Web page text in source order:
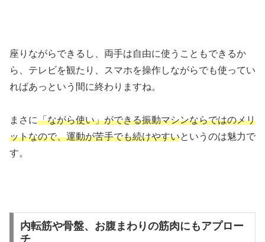
座りながらできるし、両手は自由に使うこともできるか
ら、テレビを観たり、スマホを操作しながらでも使ってい
ればあっという間に終わりますね。
まさに「ながら使い」ができる振動マシンならではのメリ
ットなので、運動が苦手でも続けやすいというのは魅力で
す。
内転筋や骨盤、お腹まわりの筋肉にもアプロー
チ